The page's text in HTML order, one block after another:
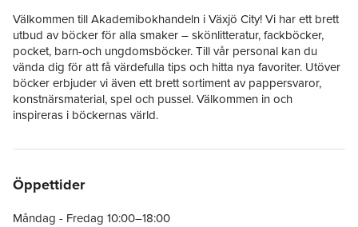
Välkommen till Akademibokhandeln i Växjö City! Vi har ett brett
utbud av böcker för alla smaker – skönlitteratur, fackböcker,
pocket, barn-och ungdomsböcker. Till vår personal kan du
vända dig för att få värdefulla tips och hitta nya favoriter. Utöver
böcker erbjuder vi även ett brett sortiment av pappersvaror,
konstnärsmaterial, spel och pussel. Välkommen in och
inspireras i böckernas värld.
Öppettider
Måndag - Fredag 10:00–18:00